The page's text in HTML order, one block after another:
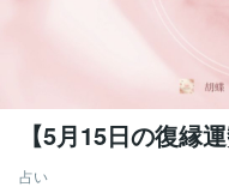
【5月15日の復縁運
占い